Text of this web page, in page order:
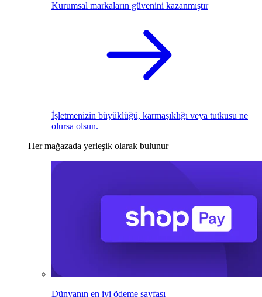
Kurumsal markaların güvenini kazanmıştır
İşletmenizin büyüklüğü, karmaşıklığı veya tutkusu ne
olursa olsun.
Her mağazada yerleşik olarak bulunur
Dünyanın en iyi ödeme sayfası